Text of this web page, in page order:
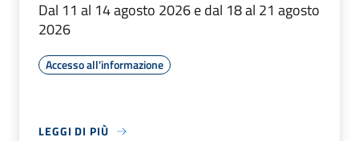
Dal 11 al 14 agosto 2026 e dal 18 al 21 agosto
2026
Accesso all'informazione
LEGGI DI PIÙ